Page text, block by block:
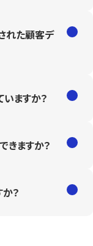
れた顧客デ
ますか？
きますか？
？